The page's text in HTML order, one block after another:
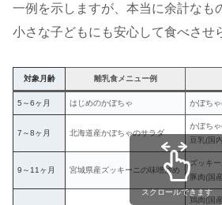
一例を示しますが、本当に余計なも
小さな子どもにも安心して食べさせ
対象月齢 離乳食メニュー例
5～6ヶ月 はじめのかぼちゃ かぼち
7～8ヶ月 北海道産かぼちゃのサラダ
かぼち
豆乳(国
9～11ヶ月 宮城県産ズッキーニの味噌炒め
ズッキー
豚肉(国
鶏肉(国
スクロールできます